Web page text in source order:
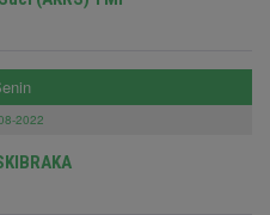
2022